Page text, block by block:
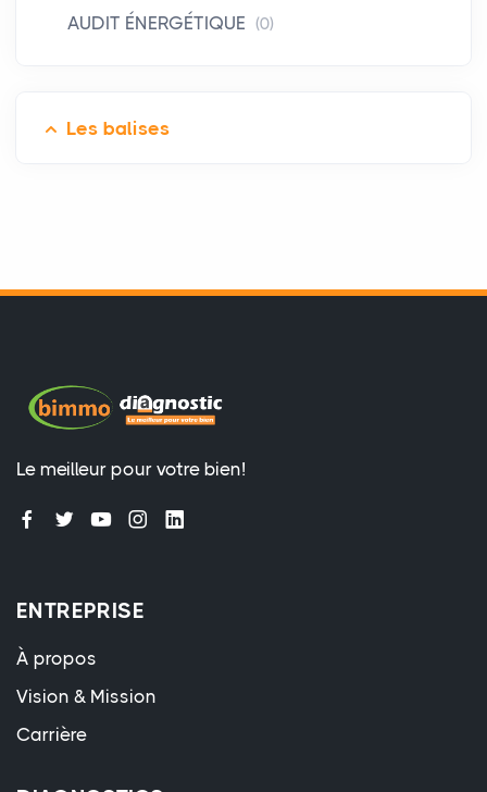
AUDIT ÉNERGÉTIQUE (0)
Les balises
Le meilleur pour votre bien!
ENTREPRISE
À propos
Vision & Mission
Carrière